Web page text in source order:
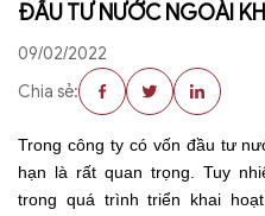
ĐẦU TƯ NƯỚC NGOÀI
09/02/2022
Chia sẻ:
Trong công ty có vốn đầu tư
hạn là rất quan trọng. Tuy
trong quá trình triển khai